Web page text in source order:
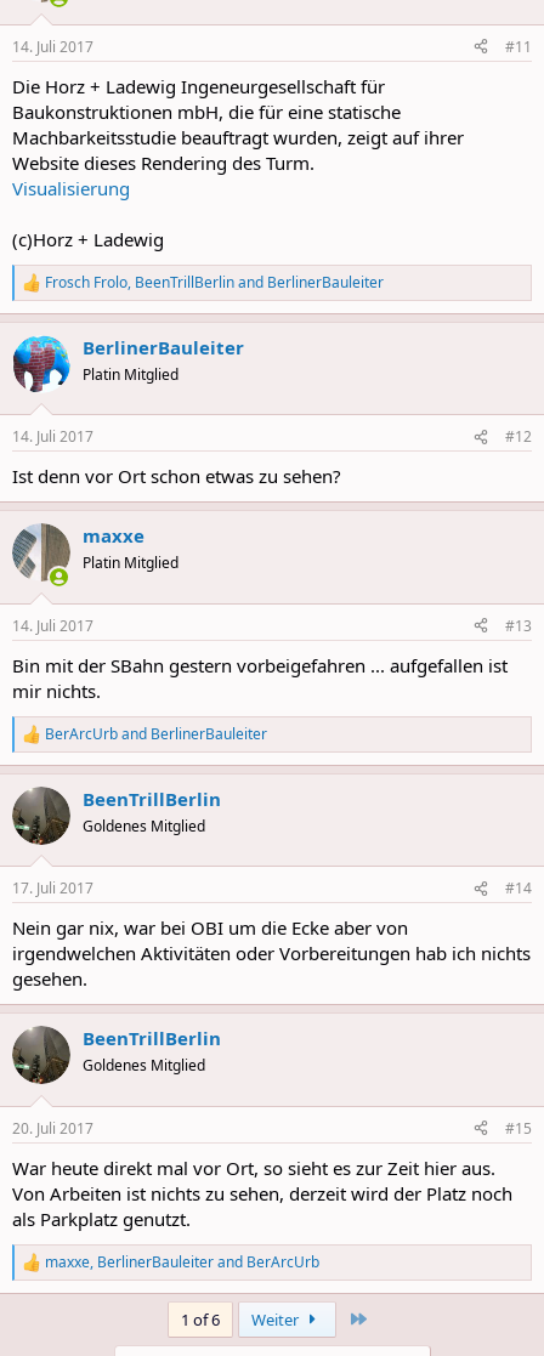
14. Juli 2017 #11
Die Horz + Ladewig Ingeneurgesellschaft für
Baukonstruktionen mbH, die für eine statische
Machbarkeitsstudie beauftragt wurden, zeigt auf ihrer
Website dieses Rendering des Turm.
Visualisierung
(c)Horz + Ladewig
R
e
a
c
t
i
s
Frosch Frolo, BeenTrillBerlinand BerlinerBauleiter
BerlinerBauleiter
Platin Mitglied
14. Juli 2017 #12
Ist denn vor Ort schon etwas zu sehen?
maxxe
Platin Mitglied
14. Juli 2017 #13
Bin mit der SBahn gestern vorbeigefahren ... aufgefallen ist
mir nichts.
R
e
a
c
t
i
s
BerArcUrband BerlinerBauleiter
BeenTrillBerlin
Goldenes Mitglied
17. Juli 2017 #14
Nein gar nix, war bei OBI um die Ecke aber von
irgendwelchen Aktivitäten oder Vorbereitungen hab ich nichts
gesehen.
BeenTrillBerlin
Goldenes Mitglied
20. Juli 2017 #15
War heute direkt mal vor Ort, so sieht es zur Zeit hier aus.
Von Arbeiten ist nichts zu sehen, derzeit wird der Platz noch
als Parkplatz genutzt.
R
e
maxxe, BerlinerBauleiterand BerArcUrb
1 of 6 Weiter